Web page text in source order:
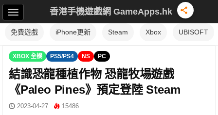
香港手機遊戲網 GameApps.hk
免費遊戲 iPhone更新 Steam Xbox UBISOFT
XBOX 全機 PS5/PS4 NS PC
結識恐龍種植作物 恐龍牧場遊戲
《Paleo Pines》預定登陸 Steam
2023-04-27 15486